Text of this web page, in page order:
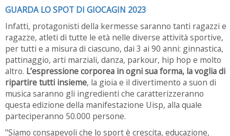
GUARDA LO SPOT DI GIOCAGIN 2023
Infatti, protagonisti della kermesse saranno tanti ragazzi e
ragazze, atleti di tutte le età nelle diverse attività sportive,
per tutti e a misura di ciascuno, dai 3 ai 90 anni: ginnastica,
pattinaggio, arti marziali, danza, parkour, hip hop e molto
altro. L’espressione corporea in ogni sua forma, la voglia di
ripartire tutti insieme, la gioia e il divertimento a suon di
musica saranno gli ingredienti che caratterizzeranno
questa edizione della manifestazione Uisp, alla quale
parteciperanno 50.000 persone.
"Siamo consapevoli che lo sport è crescita, educazione,